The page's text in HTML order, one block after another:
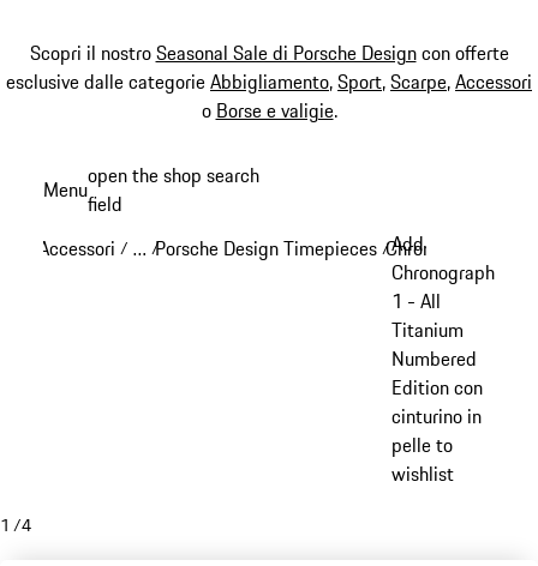
Scopri il nostroSeasonal Sale di Porsche Designcon offerte
esclusive dalle categorieAbbigliamento,Sport,Scarpe,Accessori
o Borse e valigie.
principale
Menuopen the shop search
field
Accessori / …
Reveal collapsed breadcrumb items
/Porsche Design Timepieces /Chronograph 1
Add
Chronograph
1 - All
Titanium
Numbered
Edition con
cinturino in
pelle to
wishlist
1 /4